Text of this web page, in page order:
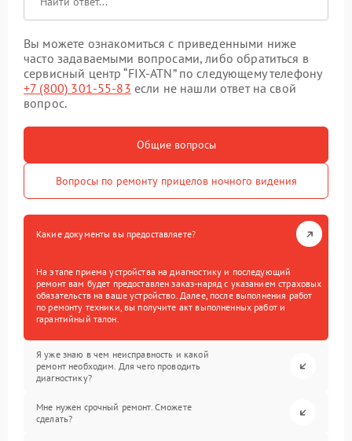
Вы можете ознакомиться с приведенными ниже
часто задаваемыми вопросами, либо обратиться в
сервисный центр “FIX-ATN” по следующему телефону
+7 (800) 301-55-83 если не нашли ответ на свой
вопрос.
Общие вопросы
Вопросы по ремонту прицелов ночного видения
Какие документы вы предоставляете?
На этапе приема устройства на диагностику и последующий
ремонт вам будет предоставлен заказ-наряд с указанием страховых
обязательств на ваше устройство. Далее, после выполнения работ
по ремонту техники, вы получите акт выполненных работ и
гарантийный талон.
Я уже знаю в чем неисправность и какой
ремонт необходим. Для чего проводить
диагностику?
Мне нужен срочный ремонт. Сможете
сделать?